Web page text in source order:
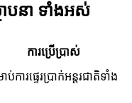
បនា ទាំងអស់
ការប្រើប្រាស់
ប់ការផ្ទេរប្រាក់អន្តរជាតិទាំង